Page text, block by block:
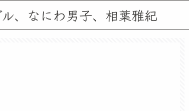
、なにわ男子、相葉雅紀